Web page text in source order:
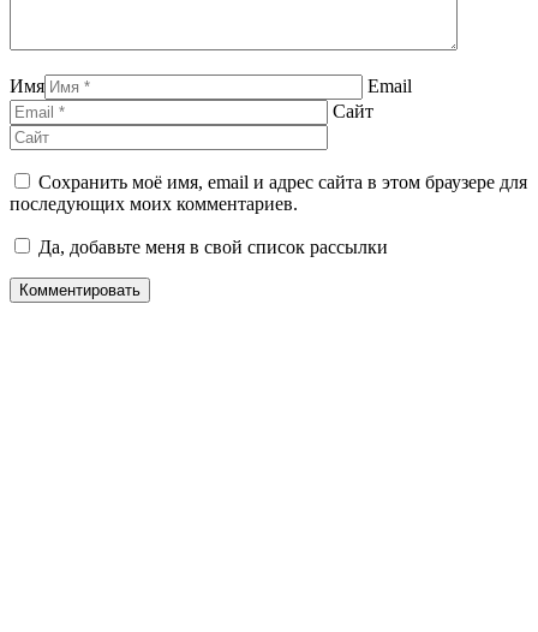
Имя
Email
Сайт
Сохранить моё имя, email и адрес сайта в этом браузере для
последующих моих комментариев.
Да, добавьте меня в свой список рассылки